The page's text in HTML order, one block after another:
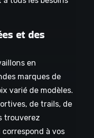
et des
en
marques de
varié de modèles.
de trails, de
trouverez
à vos